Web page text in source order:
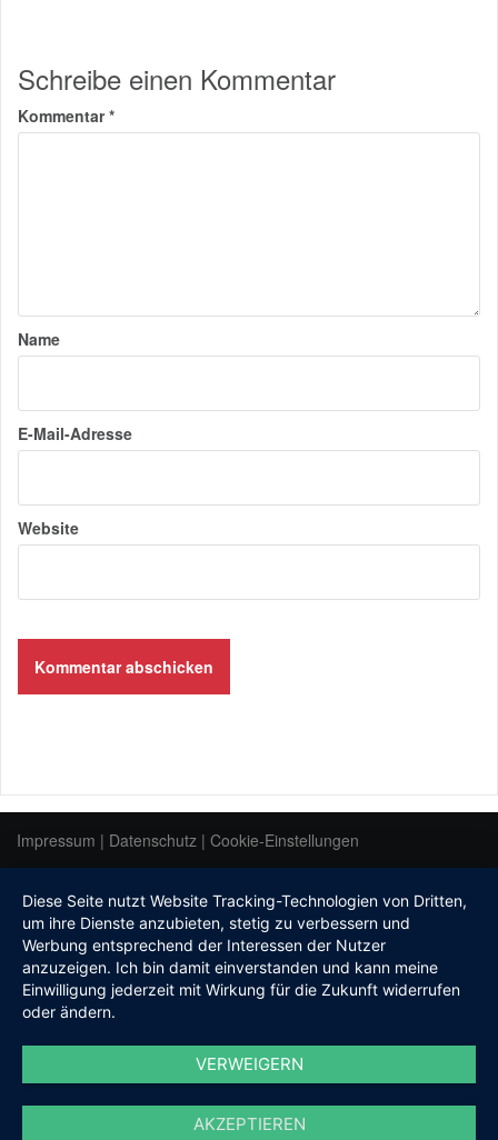
Schreibe einen Kommentar
Kommentar*
Name
E-Mail-Adresse
Website
Impressum | Datenschutz | Cookie-Einstellungen
Diese Seite nutzt Website Tracking-Technologien von Dritten,
um ihre Dienste anzubieten, stetig zu verbessern und
Werbung entsprechend der Interessen der Nutzer
anzuzeigen. Ich bin damit einverstanden und kann meine
Einwilligung jederzeit mit Wirkung für die Zukunft widerrufen
oder ändern.
VERWEIGERN
AKZEPTIEREN